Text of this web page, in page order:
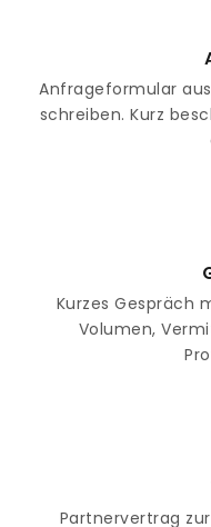
Anfrageformular
schreiben. Kurz
Kurzes Gespräch
Volumen,
Partnervertrag